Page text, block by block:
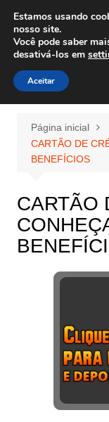
para
conteúdo
Wiley
corais algas e vida
Página inicial
CARTÃO DE
BENEFÍCIOS
CARTÃO
Estamos usando
nosso site.
Você pode saber
desativá-los em
Aceitar